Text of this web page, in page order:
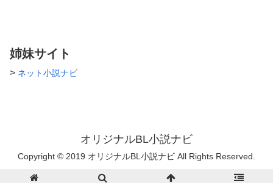
姉妹サイト
> ネット小説ナビ
オリジナルBL小説ナビ
Copyright © 2019 オリジナルBL小説ナビ All Rights Reserved.